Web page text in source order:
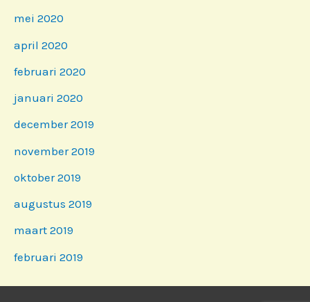
mei 2020
april 2020
februari 2020
januari 2020
december 2019
november 2019
oktober 2019
augustus 2019
maart 2019
februari 2019